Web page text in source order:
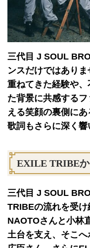
三代目 J SOUL
ンスだけではあり
重ねてきた経験や
た背景に共感する
える笑顔の裏側に
歌詞もさらに深く響
EXILE TRIBE
三代目 J SOUL
TRIBEの流れを受け
NAOTOさんと小林
土台を支え、そこ